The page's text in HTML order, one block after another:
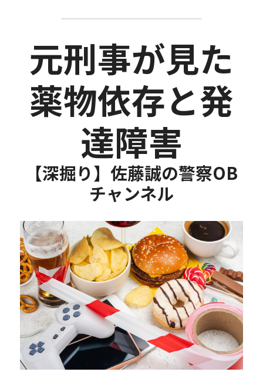
元刑事が見た
薬物依存と発
達障害
【深掘り】佐藤誠の警察OB
チャンネル​